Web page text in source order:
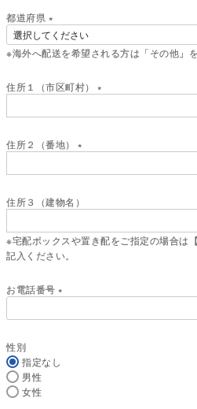
都道府県
(
必
)
※海外へ配送を希望される方は「その他」
住所１（市区町村）
必
)
住所２（番地）
必
)
住所３（建物名）
※宅配ボックスや置き配をご指定の場合は
記入ください。
お電話番号
必
性別
指定なし
男性
女性